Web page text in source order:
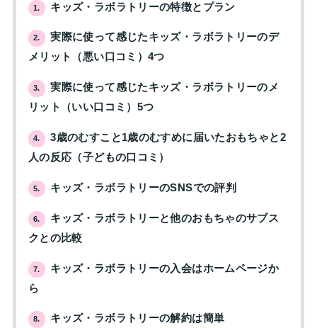
1. キッズ・ラボラトリーの特徴とプラン
2.
実際に使って感じたキッズ・ラボラトリーのデ
メリット（悪い口コミ）4つ
3.
実際に使って感じたキッズ・ラボラトリーのメ
リット（いい口コミ）5つ
4.
3歳のむすこと1歳のむすめに届いたおもちゃと2
人の反応（子どもの口コミ）
5. キッズ・ラボラトリーのSNSでの評判
6.
キッズ・ラボラトリーと他のおもちゃのサブス
クとの比較
7.
キッズ・ラボラトリーの入会はホームページか
ら
8. キッズ・ラボラトリーの解約は簡単